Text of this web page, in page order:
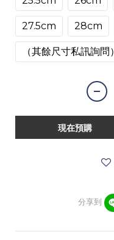
27.5cm 28cm
（其餘尺寸私訊詢問）
現在預購
分享到